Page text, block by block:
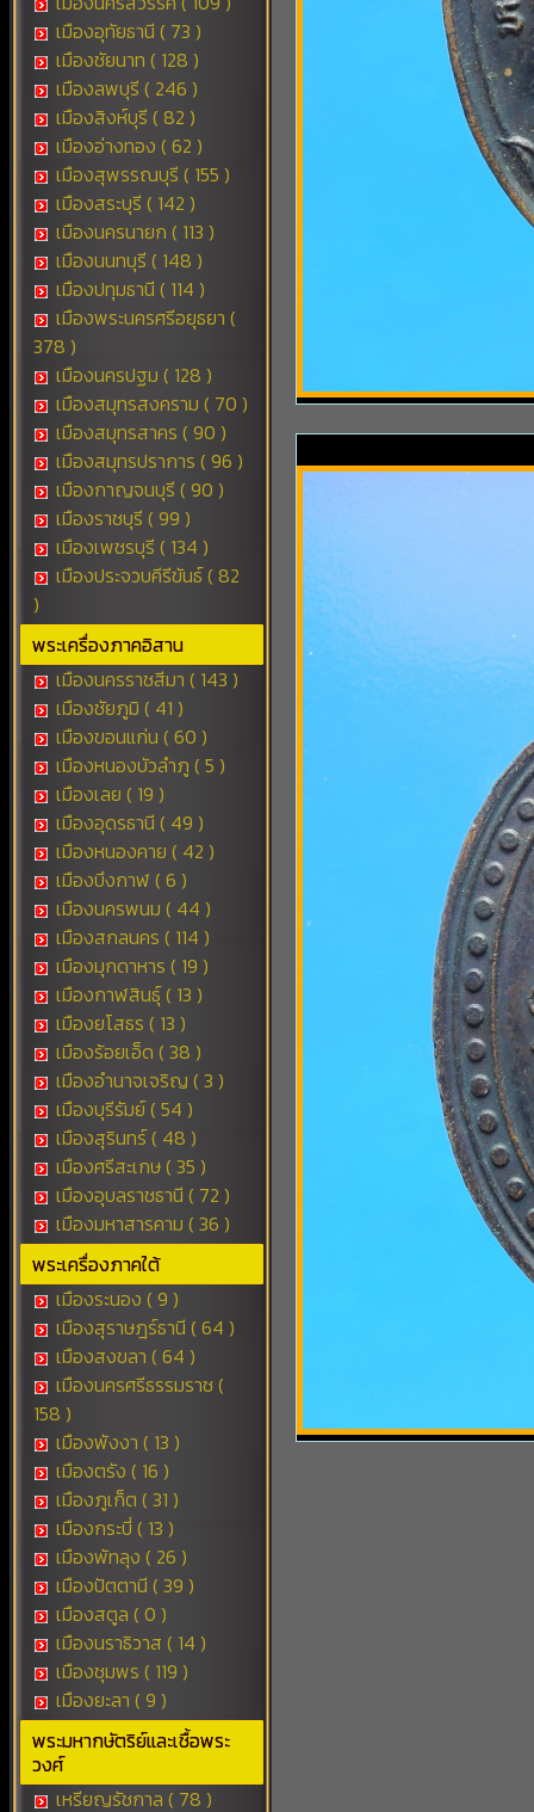
เมืองอุทัยธานี ( 73 )
เมืองชัยนาท ( 128 )
เมืองลพบุรี ( 246 )
เมืองสิงห์บุรี ( 82 )
เมืองอ่างทอง ( 62 )
เมืองสุพรรณบุรี ( 155 )
เมืองสระบุรี ( 142 )
เมืองนครนายก ( 113 )
เมืองนนทบุรี ( 148 )
เมืองปทุมธานี ( 114 )
เมืองพระนครศรีอยุธยา (
378 )
เมืองนครปฐม ( 128 )
เมืองสมุทรสงคราม ( 70 )
เมืองสมุทรสาคร ( 90 )
เมืองสมุทรปราการ ( 96 )
เมืองกาญจนบุรี ( 90 )
เมืองราชบุรี ( 99 )
เมืองเพชรบุรี ( 134 )
เมืองประจวบคีรีขันธ์ ( 82
)
พระเครื่องภาคอิสาน
เมืองนครราชสีมา ( 143 )
เมืองชัยภูมิ ( 41 )
เมืองขอนแก่น ( 60 )
เมืองหนองบัวลำภู ( 5 )
เมืองเลย ( 19 )
เมืองอุดรธานี ( 49 )
เมืองหนองคาย ( 42 )
เมืองบึงกาฬ ( 6 )
เมืองนครพนม ( 44 )
เมืองสกลนคร ( 114 )
เมืองมุกดาหาร ( 19 )
เมืองกาฬสินธุ์ ( 13 )
เมืองยโสธร ( 13 )
เมืองร้อยเอ็ด ( 38 )
เมืองอำนาจเจริญ ( 3 )
เมืองบุรีรัมย์ ( 54 )
เมืองสุรินทร์ ( 48 )
เมืองศรีสะเกษ ( 35 )
เมืองอุบลราชธานี ( 72 )
เมืองมหาสารคาม ( 36 )
พระเครื่องภาคใต้
เมืองระนอง ( 9 )
เมืองสุราษฎร์ธานี ( 64 )
เมืองสงขลา ( 64 )
เมืองนครศรีธรรมราช (
158 )
เมืองพังงา ( 13 )
เมืองตรัง ( 16 )
เมืองภูเก็ต ( 31 )
เมืองกระบี่ ( 13 )
เมืองพัทลุง ( 26 )
เมืองปัตตานี ( 39 )
เมืองสตูล ( 0 )
เมืองนราธิวาส ( 14 )
เมืองชุมพร ( 119 )
เมืองยะลา ( 9 )
พระมหากษัตริย์และเชื้อพระ
วงศ์
เหรียญรัชกาล ( 78 )